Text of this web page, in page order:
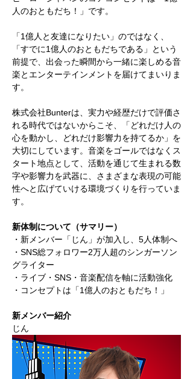
人のおともだち！」です。
「1億人と友達になりたい」のではなく、
「すでに1億人のおともだちである」という
前提で、出会った瞬間から一緒に楽しめる音
楽とエンターテインメントを届けてまいりま
す。
株式会社Bunterは、実力や経歴だけで評価さ
れる時代ではないからこそ、「どれだけ人の
心を動かし、どれだけ影響力を持てるか」を
大切にしています。音楽をゴールではなくス
タート地点として、活動を通じて生まれる数
字や影響力を武器に、さまざまな表現の可能
性へと広げていける環境づくりを行っていま
す。
新体制について（サマリー）
・新メンバー「じん」が加入し、5人体制へ
・SNS総フォロワー2万人超のシンガーソン
グライター
・ライブ・SNS・音楽配信を軸に活動強化
・コンセプトは「1億人のおともだち！」
新メンバー紹介
じん